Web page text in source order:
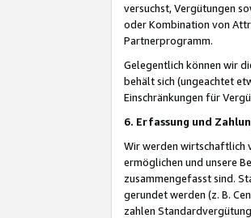
versuchst, Vergütungen
oder Kombination von
Partnerprogramm.
Gelegentlich können wir
behält sich (ungeachtet
Einschränkungen für
6. Erfassung und
Wir werden wirtschaftlich
ermöglichen und unsere
zusammengefasst sind.
gerundet werden (z. B.
zahlen